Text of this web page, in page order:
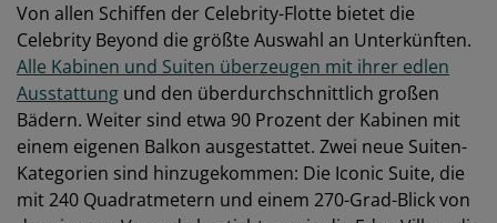
Von allen Schiffen der Celebrity-Flotte bietet die
Celebrity Beyond die größte Auswahl an Unterkünften.
Alle Kabinen und Suiten überzeugen mit ihrer edlen
Ausstattung und den überdurchschnittlich großen
Bädern. Weiter sind etwa 90 Prozent der Kabinen mit
einem eigenen Balkon ausgestattet. Zwei neue Suiten-
Kategorien sind hinzugekommen: Die Iconic Suite, die
mit 240 Quadratmetern und einem 270-Grad-Blick von